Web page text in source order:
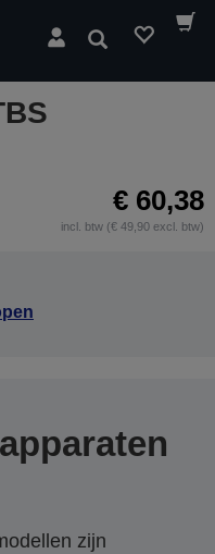
Zoeken
€ 60,38
incl. btw (€ 49,90 excl. btw)
zijn